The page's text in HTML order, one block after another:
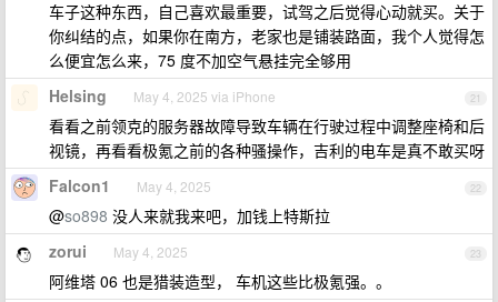
车子这种东西，自己喜欢最重要，试驾之后觉得心动就买。关于
你纠结的点，如果你在南方，老家也是铺装路面，我个人觉得怎
么便宜怎么来，75 度不加空气悬挂完全够用
21
Helsing May 4, 2025 via iPhone
看看之前领克的服务器故障导致车辆在行驶过程中调整座椅和后
视镜，再看看极氪之前的各种骚操作，吉利的电车是真不敢买呀
22
Falcon1 May 4, 2025
@so898 没人来就我来吧，加钱上特斯拉
23
zorui May 4, 2025
阿维塔 06 也是猎装造型， 车机这些比极氪强。。